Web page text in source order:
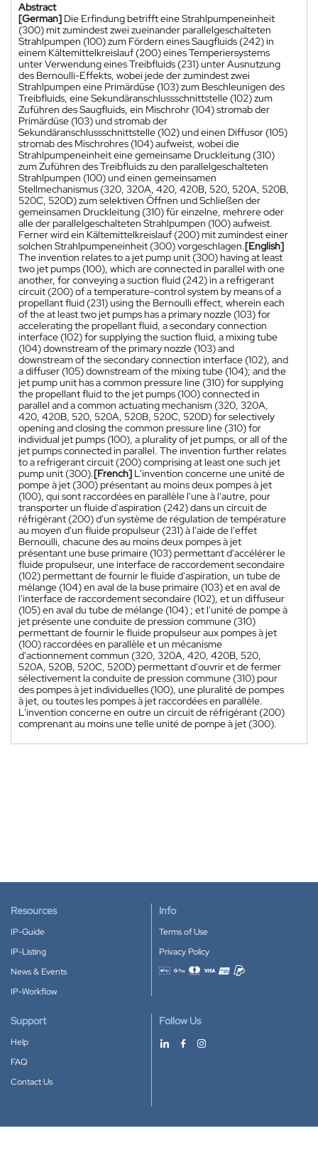
Abstract
[German] Die Erfindung betrifft eine Strahlpumpeneinheit
(300) mit zumindest zwei zueinander parallelgeschalteten
Strahlpumpen (100) zum Fördern eines Saugfluids (242) in
einem Kältemittelkreislauf (200) eines Temperiersystems
unter Verwendung eines Treibfluids (231) unter Ausnutzung
des Bernoulli-Effekts, wobei jede der zumindest zwei
Strahlpumpen eine Primärdüse (103) zum Beschleunigen des
Treibfluids, eine Sekundäranschlussschnittstelle (102) zum
Zuführen des Saugfluids, ein Mischrohr (104) stromab der
Primärdüse (103) und stromab der
Sekundäranschlussschnittstelle (102) und einen Diffusor (105)
stromab des Mischrohres (104) aufweist, wobei die
Strahlpumpeneinheit eine gemeinsame Druckleitung (310)
zum Zuführen des Treibfluids zu den parallelgeschalteten
Strahlpumpen (100) und einen gemeinsamen
Stellmechanismus (320, 320A, 420, 420B, 520, 520A, 520B,
520C, 520D) zum selektiven Öffnen und Schließen der
gemeinsamen Druckleitung (310) für einzelne, mehrere oder
alle der parallelgeschalteten Strahlpumpen (100) aufweist.
Ferner wird ein Kältemittelkreislauf (200) mit zumindest einer
solchen Strahlpumpeneinheit (300) vorgeschlagen.[English]
The invention relates to a jet pump unit (300) having at least
two jet pumps (100), which are connected in parallel with one
another, for conveying a suction fluid (242) in a refrigerant
circuit (200) of a temperature-control system by means of a
propellant fluid (231) using the Bernoulli effect, wherein each
of the at least two jet pumps has a primary nozzle (103) for
accelerating the propellant fluid, a secondary connection
interface (102) for supplying the suction fluid, a mixing tube
(104) downstream of the primary nozzle (103) and
downstream of the secondary connection interface (102), and
a diffuser (105) downstream of the mixing tube (104); and the
jet pump unit has a common pressure line (310) for supplying
the propellant fluid to the jet pumps (100) connected in
parallel and a common actuating mechanism (320, 320A,
420, 420B, 520, 520A, 520B, 520C, 520D) for selectively
opening and closing the common pressure line (310) for
individual jet pumps (100), a plurality of jet pumps, or all of the
jet pumps connected in parallel. The invention further relates
to a refrigerant circuit (200) comprising at least one such jet
pump unit (300).[French] L'invention concerne une unité de
pompe à jet (300) présentant au moins deux pompes à jet
(100), qui sont raccordées en parallèle l'une à l'autre, pour
transporter un fluide d'aspiration (242) dans un circuit de
réfrigérant (200) d'un système de régulation de température
au moyen d'un fluide propulseur (231) à l'aide de l'effet
Bernoulli, chacune des au moins deux pompes à jet
présentant une buse primaire (103) permettant d'accélérer le
fluide propulseur, une interface de raccordement secondaire
(102) permettant de fournir le fluide d'aspiration, un tube de
mélange (104) en aval de la buse primaire (103) et en aval de
l'interface de raccordement secondaire (102), et un diffuseur
(105) en aval du tube de mélange (104) ; et l'unité de pompe à
jet présente une conduite de pression commune (310)
permettant de fournir le fluide propulseur aux pompes à jet
(100) raccordées en parallèle et un mécanisme
d'actionnement commun (320, 320A, 420, 420B, 520,
520A, 520B, 520C, 520D) permettant d'ouvrir et de fermer
sélectivement la conduite de pression commune (310) pour
des pompes à jet individuelles (100), une pluralité de pompes
à jet, ou toutes les pompes à jet raccordées en parallèle.
L'invention concerne en outre un circuit de réfrigérant (200)
comprenant au moins une telle unité de pompe à jet (300).
Resources
IP-Guide
IP-Listing
News & Events
IP-Workflow
Info
Terms of Use
Privacy Policy
Accepted payment methods
Support
Help
FAQ
Contact Us
Follow Us